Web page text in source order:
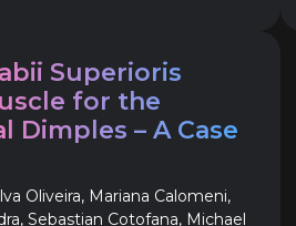
Superioris
for the
– A Case
Oliveira, Mariana Calomeni,
Sebastian Cotofana, Michael